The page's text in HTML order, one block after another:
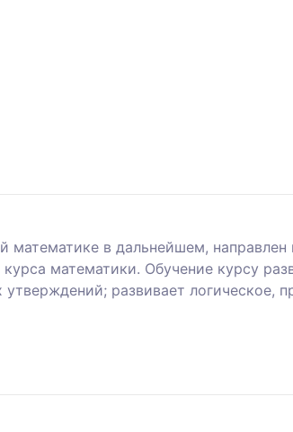
математике в дальнейшем,
математики. Обучение курсу
развивает логическое,